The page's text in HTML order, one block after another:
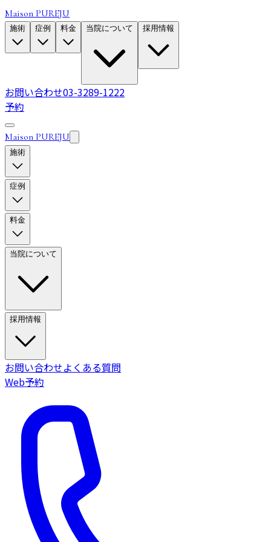
Maison PUREJU
施術 症例 料金 当院について 採用情報
お問い合わせ03-3289-1222
予約
Maison PUREJU
施術
症例
料金
当院について
採用情報
お問い合わせよくある質問
Web予約